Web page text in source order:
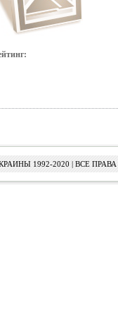
1992-2020 | ВСЕ